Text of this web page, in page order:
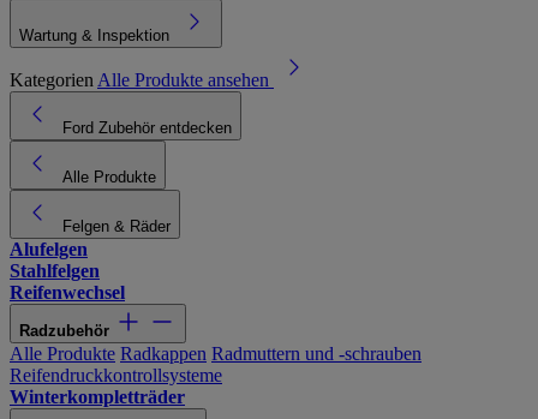
Wartung & Inspektion
Kategorien Alle Produkte ansehen
Ford Zubehör entdecken
Alle Produkte
Felgen & Räder
Alufelgen
Stahlfelgen
Reifenwechsel
Radzubehör
Alle Produkte Radkappen Radmuttern und -schrauben
Reifendruckkontrollsysteme
Winterkompletträder